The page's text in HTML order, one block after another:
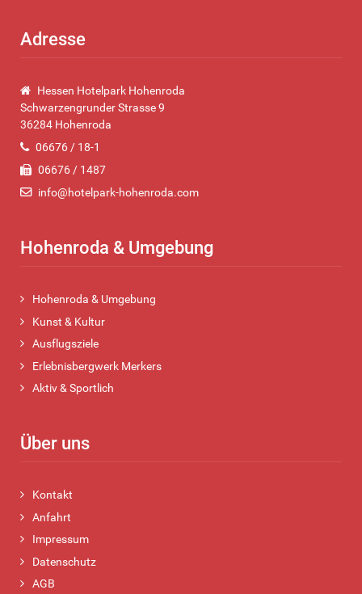
Adresse
Hessen Hotelpark Hohenroda
Schwarzengrunder Strasse 9
36284 Hohenroda
06676 / 18-1
06676 / 1487
info@hotelpark-hohenroda.com
Hohenroda & Umgebung
Hohenroda & Umgebung
Kunst & Kultur
Ausflugsziele
Erlebnisbergwerk Merkers
Aktiv & Sportlich
Über uns
Kontakt
Anfahrt
Impressum
Datenschutz
AGB